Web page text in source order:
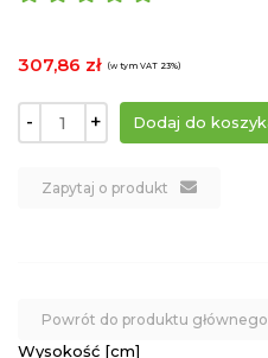
307,86 zł (w tym VAT 23%)
- +
Zapytaj o produkt
Powrót do produktu głównego
Wysokość [cm]